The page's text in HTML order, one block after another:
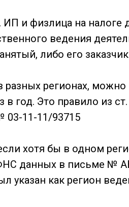
и физлица на налоге
ведения
либо его заказчик
разных регионах,
в год. Это правило из
11-11/93715
хотя бы в одном
данных в письме №
указан как регион